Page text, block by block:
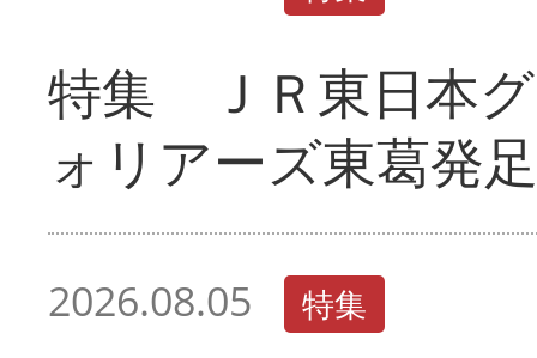
特集 ＪＲ東日本
ォリアーズ東葛発足
2026.08.05 特集